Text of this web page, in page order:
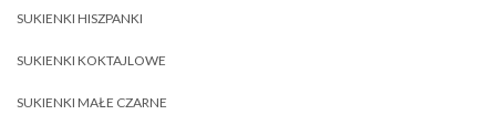
SUKIENKI HISZPANKI
SUKIENKI KOKTAJLOWE
SUKIENKI MAŁE CZARNE